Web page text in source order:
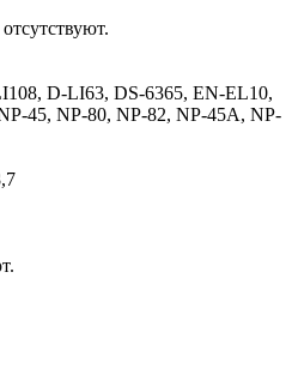
D-LI63, DS-6365, EN-EL10,
45, NP-80, NP-82, NP-45A, NP-